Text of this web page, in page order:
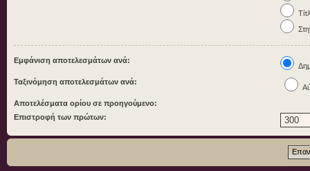
Εμφάνιση αποτελεσμάτων ανά:
Ταξινόμηση αποτελεσμάτων ανά:
Αποτελέσματα ορίου σε προηγούμενο:
Επιστροφή των πρώτων: